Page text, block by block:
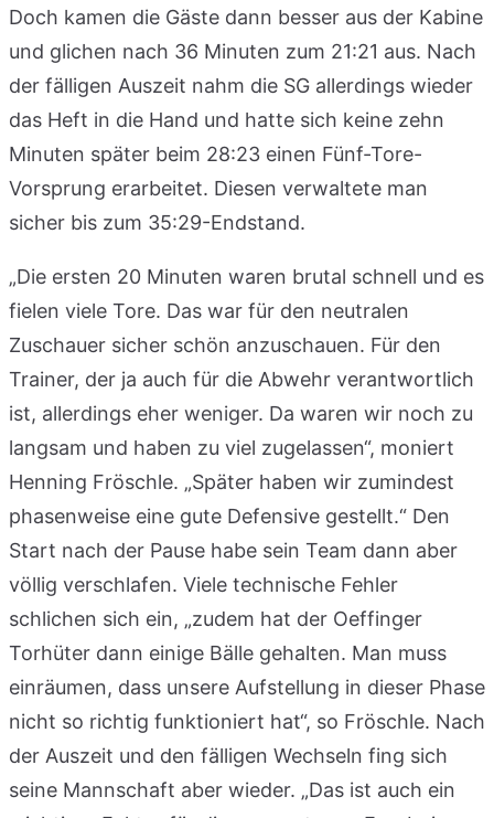
Doch kamen die Gäste dann besser aus der Kabine
und glichen nach 36 Minuten zum 21:21 aus. Nach
der fälligen Auszeit nahm die SG allerdings wieder
das Heft in die Hand und hatte sich keine zehn
Minuten später beim 28:23 einen Fünf-Tore-
Vorsprung erarbeitet. Diesen verwaltete man
sicher bis zum 35:29-Endstand.
„Die ersten 20 Minuten waren brutal schnell und es
fielen viele Tore. Das war für den neutralen
Zuschauer sicher schön anzuschauen. Für den
Trainer, der ja auch für die Abwehr verantwortlich
ist, allerdings eher weniger. Da waren wir noch zu
langsam und haben zu viel zugelassen“, moniert
Henning Fröschle. „Später haben wir zumindest
phasenweise eine gute Defensive gestellt.“ Den
Start nach der Pause habe sein Team dann aber
völlig verschlafen. Viele technische Fehler
schlichen sich ein, „zudem hat der Oeffinger
Torhüter dann einige Bälle gehalten. Man muss
einräumen, dass unsere Aufstellung in dieser Phase
nicht so richtig funktioniert hat“, so Fröschle. Nach
der Auszeit und den fälligen Wechseln fing sich
seine Mannschaft aber wieder. „Das ist auch ein